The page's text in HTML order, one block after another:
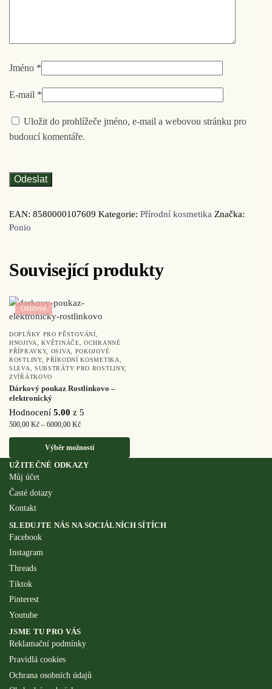
Jméno *
E-mail *
Uložit do prohlížeče jméno, e-mail a webovou stránku pro
budoucí komentáře.
EAN: 8580000107609 Kategorie: Přírodní kosmetika Značka:
Ponio
Související produkty
Oblíbené
DOPLŇKY PRO PĚSTOVÁNÍ
HNOJIVA
,KVĚTINÁČE ,OCHRANNÉ
PŘÍPRAVKY, OSIVA
POKOJOVÉ
ROSTLINY,PŘÍRODNÍ KOSMETIKA
SLEVA
SUBSTRÁTY PRO ROSTLINY,
ZVÍŘÁTKOVO
Dárkový poukaz Rostlinkovo –
elektronický
Hodnocení 5.00 z 5
500,00 Kč – 6000,00 Kč
Výběr možností
UŽITEČNÉ ODKAZY
Můj účet
Časté dotazy
Kontakt
SLEDUJTE NÁS NA SOCIÁLNÍCH SÍTÍCH
Facebook
Instagram
Threads
Tiktok
Pinterest
Youtube
JSME TU PRO VÁS
Reklamační podmínky
Pravidlá cookies
Ochrana osobních údajů